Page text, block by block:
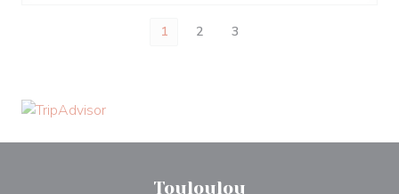
1 2 3
Touloulou